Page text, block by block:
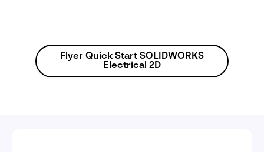
Flyer Quick Start SOLIDWORKS
Electrical 2D